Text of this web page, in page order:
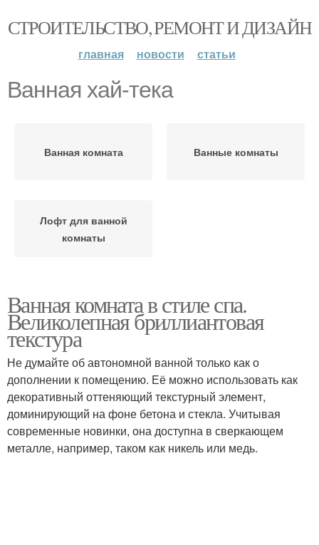
СТРОИТЕЛЬСТВО, РЕМОНТ И ДИЗАЙН
главная новости статьи
Ванная хай-тека
Ванная комната Ванные комнаты
Лофт для ванной
комнаты
Ванная комната в стиле спа.
Великолепная бриллиантовая
текстура
Не думайте об автономной ванной только как о
дополнении к помещению. Её можно использовать как
декоративный оттеняющий текстурный элемент,
доминирующий на фоне бетона и стекла. Учитывая
современные новинки, она доступна в сверкающем
металле, например, таком как никель или медь.